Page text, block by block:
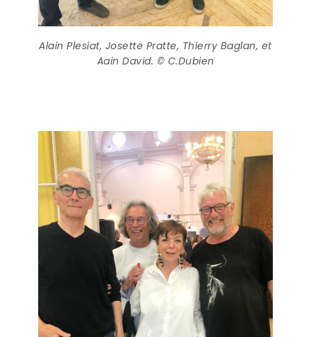
Alain Plesiat, Josette Pratte, Thierry Baglan, et
Aain David. © C.Dubien